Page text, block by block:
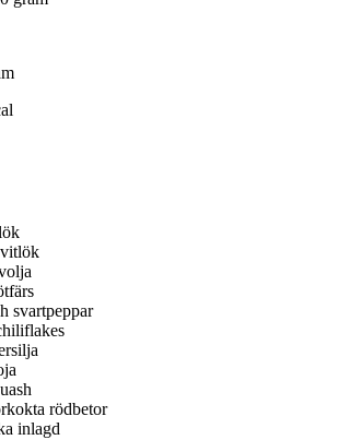
svartpeppar
rödbetor
inlagd